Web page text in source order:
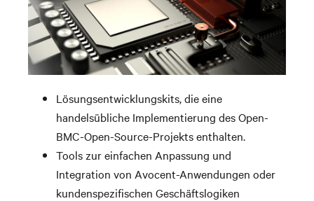
Lösungsentwicklungskits, die eine
handelsübliche Implementierung des Open-
BMC-Open-Source-Projekts enthalten.
Tools zur einfachen Anpassung und
Integration von Avocent-Anwendungen oder
kundenspezifischen Geschäftslogiken